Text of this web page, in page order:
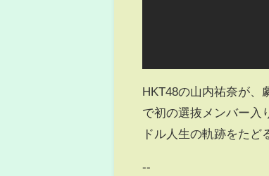
HKT48の山内祐奈が、
で初の選抜メンバー入
ドル人生の軌跡をたど
--